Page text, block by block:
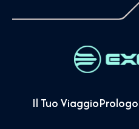
Il Tuo ViaggioPrologo